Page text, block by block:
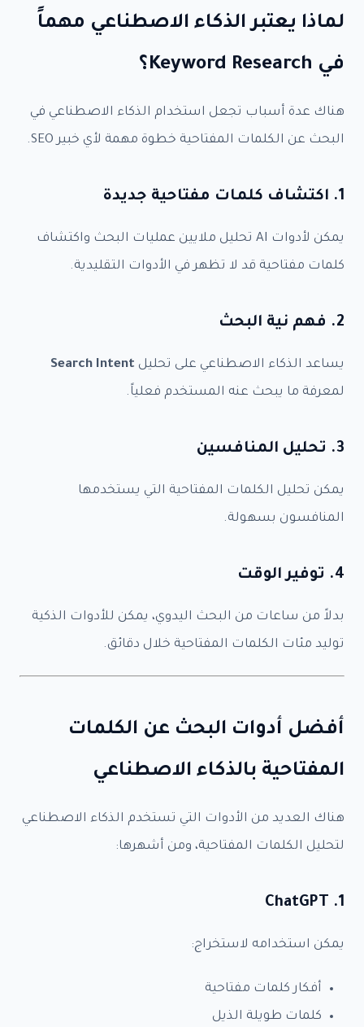
لماذا يعتبر الذكاء الاصطناعي مهماً
في Keyword Research؟
هناك عدة أسباب تجعل استخدام الذكاء الاصطناعي في
البحث عن الكلمات المفتاحية خطوة مهمة لأي خبير SEO.
1. اكتشاف كلمات مفتاحية جديدة
يمكن لأدوات AI تحليل ملايين عمليات البحث واكتشاف
كلمات مفتاحية قد لا تظهر في الأدوات التقليدية.
2. فهم نية البحث
يساعد الذكاء الاصطناعي على تحليل Search Intent
لمعرفة ما يبحث عنه المستخدم فعلياً.
3. تحليل المنافسين
يمكن تحليل الكلمات المفتاحية التي يستخدمها
المنافسون بسهولة.
4. توفير الوقت
بدلاً من ساعات من البحث اليدوي، يمكن للأدوات الذكية
توليد مئات الكلمات المفتاحية خلال دقائق.
أفضل أدوات البحث عن الكلمات
المفتاحية بالذكاء الاصطناعي
هناك العديد من الأدوات التي تستخدم الذكاء الاصطناعي
لتحليل الكلمات المفتاحية، ومن أشهرها:
1. ChatGPT
يمكن استخدامه لاستخراج:
أفكار كلمات مفتاحية
كلمات طويلة الذيل